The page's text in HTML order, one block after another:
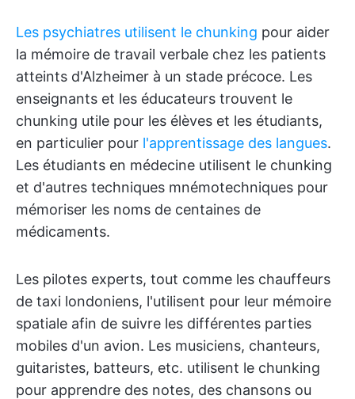
Les psychiatres utilisent le chunking pour aider
la mémoire de travail verbale chez les patients
atteints d'Alzheimer à un stade précoce. Les
enseignants et les éducateurs trouvent le
chunking utile pour les élèves et les étudiants,
en particulier pour l'apprentissage des langues.
Les étudiants en médecine utilisent le chunking
et d'autres techniques mnémotechniques pour
mémoriser les noms de centaines de
médicaments.
Les pilotes experts, tout comme les chauffeurs
de taxi londoniens, l'utilisent pour leur mémoire
spatiale afin de suivre les différentes parties
mobiles d'un avion. Les musiciens, chanteurs,
guitaristes, batteurs, etc. utilisent le chunking
pour apprendre des notes, des chansons ou